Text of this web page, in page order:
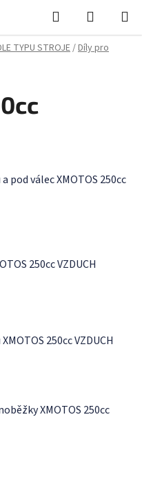
Hledat
KOŠÍK
TYPU STROJE/Díly pro
pod válec XMOTOS 250cc
250cc VZDUCH
250cc VZDUCH
XMOTOS 250cc